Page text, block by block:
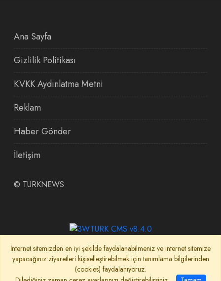
Ana Sayfa
Gizlilik Politikası
KVKK Aydınlatma Metni
Reklam
Haber Gönder
İletişim
© TURKNEWS
İnternet sitemizden en iyi şekilde faydalanabilmeniz ve internet sitemize
yapacağınız ziyaretleri kişiselleştirebilmek için tanımlama bilgilerinden
(cookies) faydalanıyoruz.